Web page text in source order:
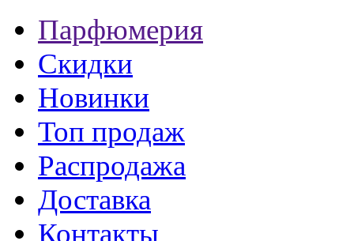
Парфюмерия
Скидки
Новинки
Топ продаж
Распродажа
Доставка
Контакты